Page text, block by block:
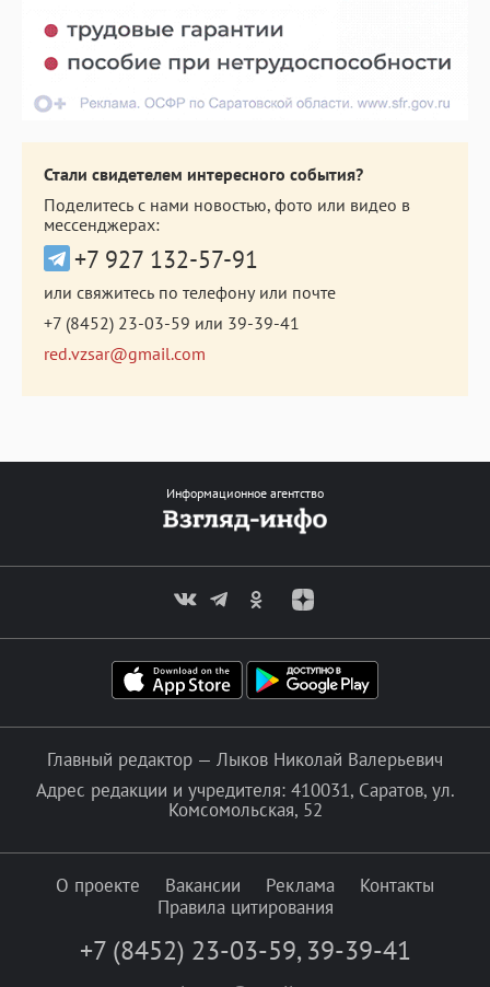
Стали свидетелем интересного события?
Поделитесь с нами новостью, фото или видео в
мессенджерах:
+7 927 132-57-91
или свяжитесь по телефону или почте
+7 (8452) 23-03-59 или 39-39-41
red.vzsar@gmail.com
Информационное агентство
Главный редактор — Лыков Николай Валерьевич
Адрес редакции и учредителя: 410031, Саратов, ул.
Комсомольская, 52
О проекте Вакансии Реклама
Контакты
Правила цитирования
+7 (8452) 23-03-59, 39-39-41